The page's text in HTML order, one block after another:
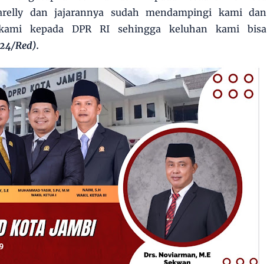
dan jajarannya sudah mendampingi kami dan
kepada DPR RI sehingga keluhan kami bisa
Red).